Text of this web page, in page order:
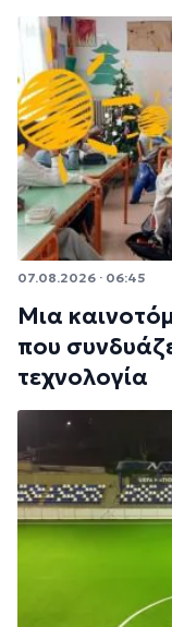
07.08.2026 · 06:45
Μια
που
τεχνολογία